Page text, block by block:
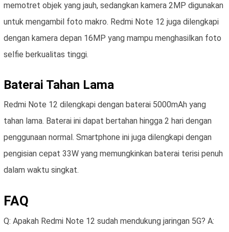
memotret objek yang jauh, sedangkan kamera 2MP digunakan
untuk mengambil foto makro. Redmi Note 12 juga dilengkapi
dengan kamera depan 16MP yang mampu menghasilkan foto
selfie berkualitas tinggi.
Baterai Tahan Lama
Redmi Note 12 dilengkapi dengan baterai 5000mAh yang
tahan lama. Baterai ini dapat bertahan hingga 2 hari dengan
penggunaan normal. Smartphone ini juga dilengkapi dengan
pengisian cepat 33W yang memungkinkan baterai terisi penuh
dalam waktu singkat.
FAQ
Q: Apakah Redmi Note 12 sudah mendukung jaringan 5G? A: